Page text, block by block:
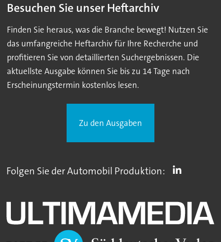
Besuchen Sie unser Heftarchiv
Finden Sie heraus, was die Branche bewegt! Nutzen Sie
das umfangreiche Heftarchiv für Ihre Recherche und
profitieren Sie von detaillierten Suchergebnissen. Die
aktuellste Ausgabe können Sie bis zu 14 Tage nach
Erscheinungstermin kostenlos lesen.
Zu den Ausgaben
Folgen Sie der Automobil Produktion: